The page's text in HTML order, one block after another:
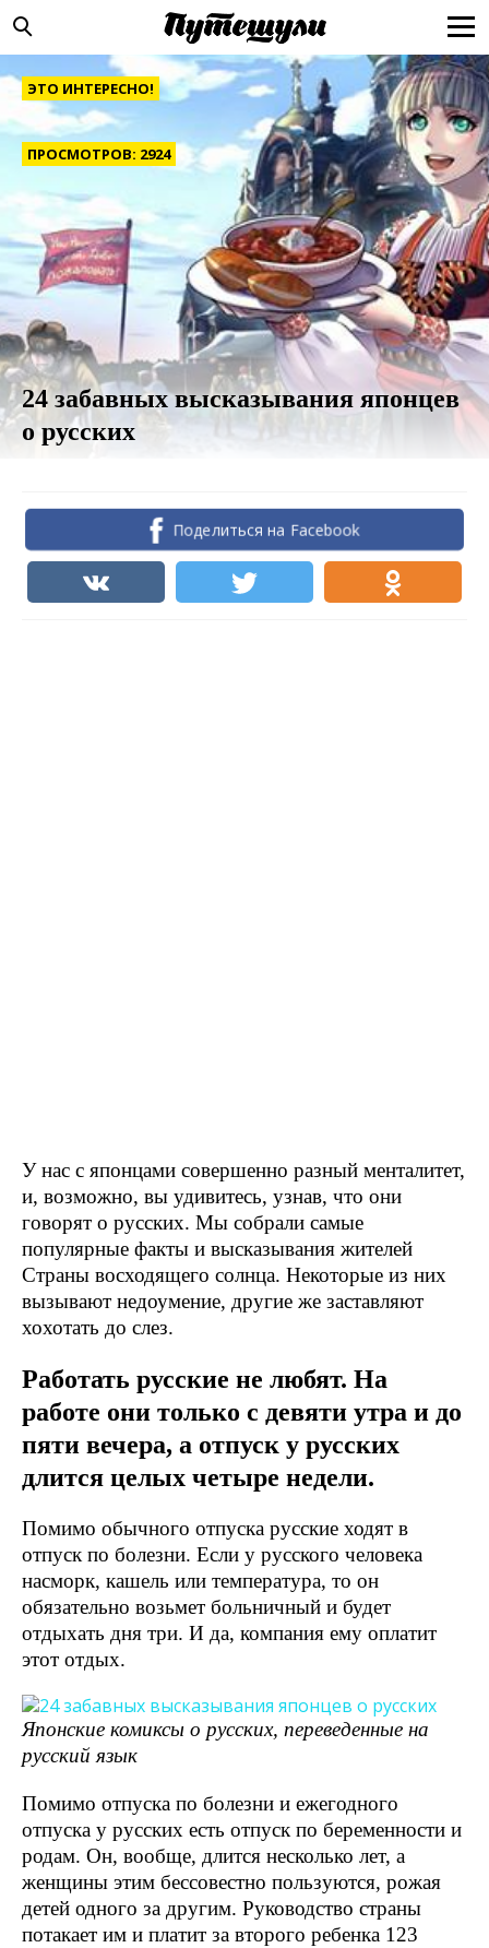
ЭТО ИНТЕРЕСНО!
ПРОСМОТРОВ: 2924
24 забавных высказывания японцев
о русских
Поделиться на Facebook
У нас с японцами совершенно разный менталитет,
и, возможно, вы удивитесь, узнав, что они
говорят о русских. Мы собрали самые
популярные факты и высказывания жителей
Страны восходящего солнца. Некоторые из них
вызывают недоумение, другие же заставляют
хохотать до слез.
Работать русские не любят. На
работе они только с девяти утра и до
пяти вечера, а отпуск у русских
длится целых четыре недели.
Помимо обычного отпуска русские ходят в
отпуск по болезни. Если у русского человека
насморк, кашель или температура, то он
обязательно возьмет больничный и будет
отдыхать дня три. И да, компания ему оплатит
этот отдых.
Японские комиксы о русских, переведенные на
русский язык
Помимо отпуска по болезни и ежегодного
отпуска у русских есть отпуск по беременности и
родам. Он, вообще, длится несколько лет, а
женщины этим бессовестно пользуются, рожая
детей одного за другим. Руководство страны
потакает им и платит за второго ребенка 123